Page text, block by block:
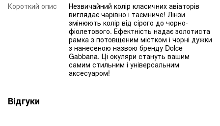
Короткий опис
Незвичайний колір класичних авіаторів
виглядає чарівно і таємниче! Лінзи
змінюють колір від сірого до чорно-
фіолетового. Ефектність надає золотиста
рамка з потовщеним містком і чорні дужки
з нанесеною назвою бренду Dolce
Gabbana. Ці окуляри стануть вашим
самим стильним і універсальним
аксесуаром!
Відгуки